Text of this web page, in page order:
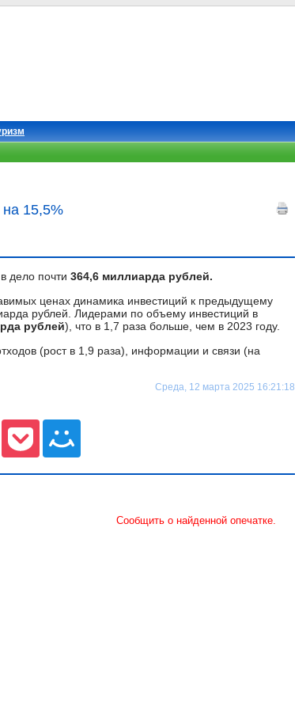
на 15,5%
дело почти 364,6 миллиарда рублей.
ценах динамика инвестиций к предыдущему
рублей. Лидерами по объему инвестиций в
рублей), что в 1,7 раза больше, чем в 2023 году.
(рост в 1,9 раза), информации и связи (на
Среда, 12 марта 2025 16:21:18